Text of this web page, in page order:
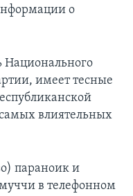
о
Национального
имеет тесные
влиятельных
параноик и
в телефонном